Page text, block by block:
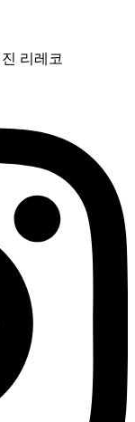
리레코